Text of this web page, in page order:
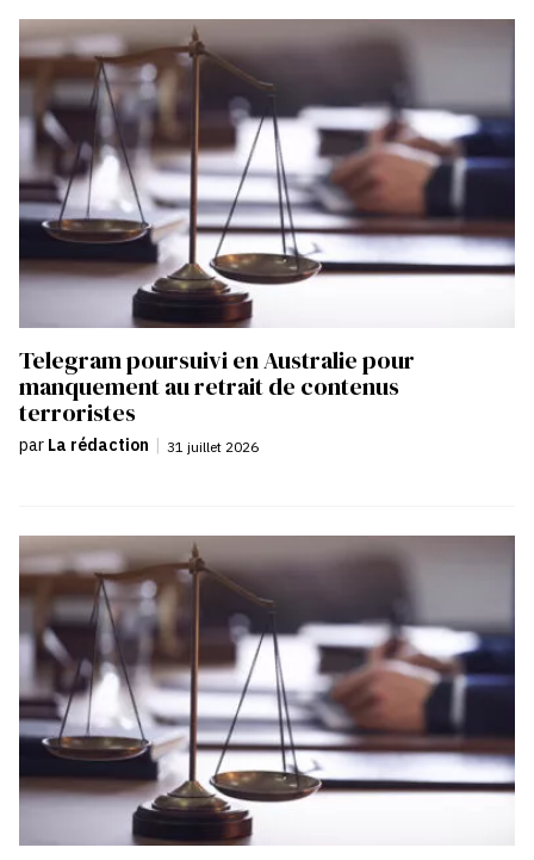
Telegram poursuivi en Australie pour
manquement au retrait de contenus
terroristes
par La rédaction | 31 juillet 2026